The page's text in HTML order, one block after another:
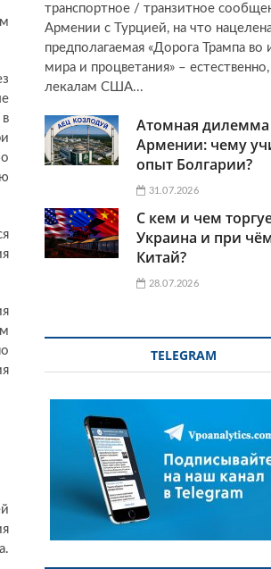
транспортное / транзитное
Армении с Турцией, на что
предполагаемая «Дорога Трампа во
мира и процветания» –
лекалам США...
Атомная дилемма
Армении: чему
опыт Болгарии?
31.07.2026
С кем и чем
Украина и при
Китай?
28.07.2026
TELEGRAM